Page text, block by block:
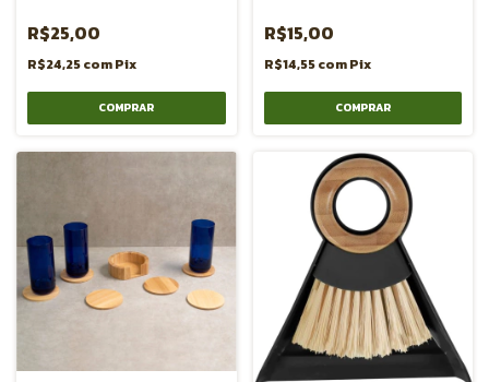
R$25,00
R$24,25comPix
R$15,00
R$14,55comPix